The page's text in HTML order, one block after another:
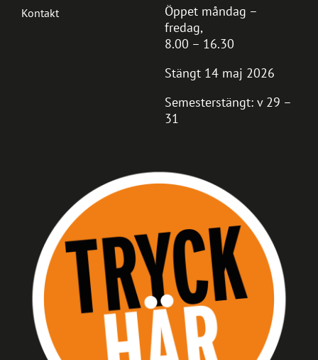
Öppet måndag –
fredag,
8.00 – 16.30
Stängt 14 maj 2026
Semesterstängt: v 29 –
31
Kontakt